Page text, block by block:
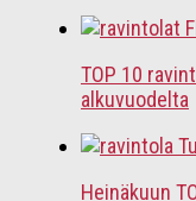
TOP 10
alkuvuodelta
Heinäkuun